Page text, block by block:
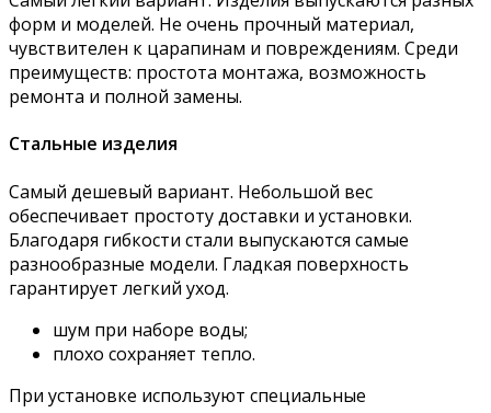
форм и моделей. Не очень прочный материал,
чувствителен к царапинам и повреждениям. Среди
преимуществ: простота монтажа, возможность
ремонта и полной замены.
Стальные изделия
Самый дешевый вариант. Небольшой вес
обеспечивает простоту доставки и установки.
Благодаря гибкости стали выпускаются самые
разнообразные модели. Гладкая поверхность
гарантирует легкий уход.
шум при наборе воды;
плохо сохраняет тепло.
При установке используют специальные